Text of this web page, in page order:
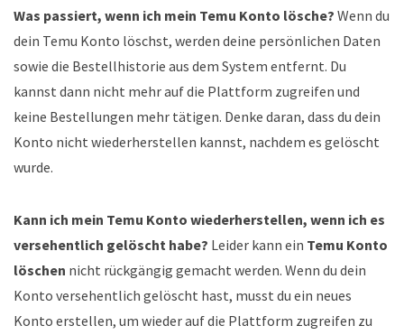
Was passiert, wenn ich mein Temu Konto lösche? Wenn du
dein Temu Konto löschst, werden deine persönlichen Daten
sowie die Bestellhistorie aus dem System entfernt. Du
kannst dann nicht mehr auf die Plattform zugreifen und
keine Bestellungen mehr tätigen. Denke daran, dass du dein
Konto nicht wiederherstellen kannst, nachdem es gelöscht
wurde.
Kann ich mein Temu Konto wiederherstellen, wenn ich es
versehentlich gelöscht habe? Leider kann ein Temu Konto
löschen nicht rückgängig gemacht werden. Wenn du dein
Konto versehentlich gelöscht hast, musst du ein neues
Konto erstellen, um wieder auf die Plattform zugreifen zu